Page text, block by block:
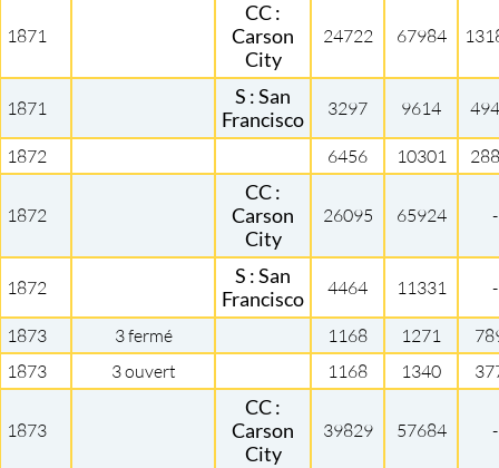
1871
CC :
Carson
City
24722 67984
1871
S : San
Francisco
3297 9614
1872 6456 10301
1872
CC :
Carson
City
26095 65924 -
1872
S : San
Francisco
4464 11331 -
1873 3 fermé 1168 1271
1873
3 ouvert 1168 1340
1873
CC :
Carson
City
39829 57684 -